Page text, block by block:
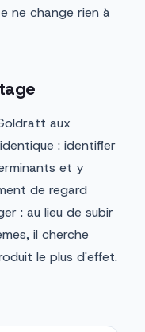
ne change rien à
aux
: identifier
et y
de regard
: au lieu de subir
il cherche
le plus d'effet.